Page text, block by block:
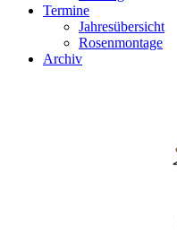
Termine
Jahresübersicht
Rosenmontage
Archiv